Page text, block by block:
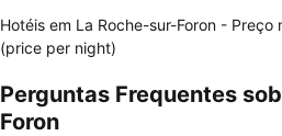
Hotéis em La Roche-sur-Foron - Preço
(price per night)
Perguntas Frequentes
Foron